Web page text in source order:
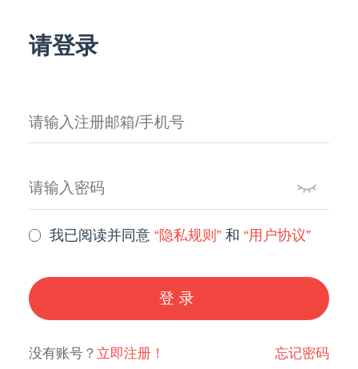
请登录
我已阅读并同意“隐私规则” 和“用户协议”
登录
没有账号？ 立即注册！ 忘记密码